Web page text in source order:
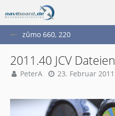
zûmo 660, 220
2011.40 JCV Dateien
PeterA 23. Februar 2011